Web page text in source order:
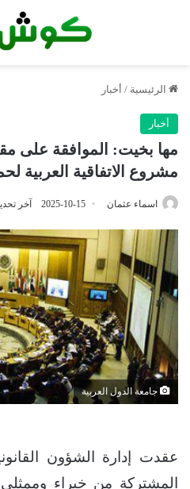
الرئيسية / أخبار
أخبار
مها بخيت: الموافقة على
مشروع الاتفاقية العربية
اسماء عثمان 2025-10-15 آخر تحديث:
جامعة الدول العربية
عقدت إدارة الشؤون
المشتركة من خبراء وممثلي